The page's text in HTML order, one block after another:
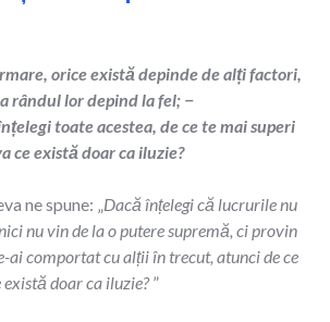
orice există depinde de alți factori,
rândul lor depind la fel; −
toate acestea, de ce te mai superi
ce există doar ca iluzie?
ne spune: „Dacă înțelegi că lucrurile nu
nu vin de la o putere supremă, ci provin
ai comportat cu alții în trecut, atunci de ce
există doar ca iluzie?”